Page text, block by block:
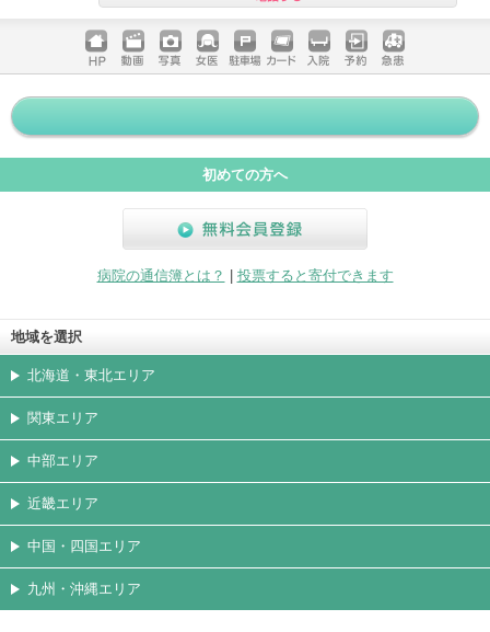
ホームペ
ージ
動画 写真 女医 駐車場
クレジッ
トカード
入院 予約 急患
初めての方へ
病院の通信簿とは？
投票すると寄付できます
地域を選択
北海道・東北エリア
関東エリア
中部エリア
近畿エリア
中国・四国エリア
九州・沖縄エリア